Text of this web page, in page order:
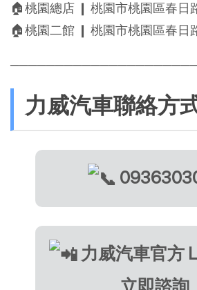
🏠桃園總店 ❙ 桃園市桃園區春日
🏠桃園二館 ❙ 桃園市桃園區春日
力威汽車聯絡方
力威汽車官方